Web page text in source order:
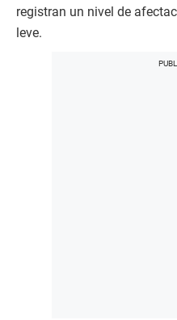
registran un nivel de
leve.